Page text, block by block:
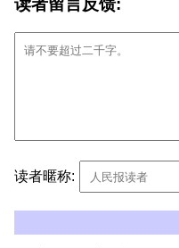
读者留言反馈:
读者暱称: